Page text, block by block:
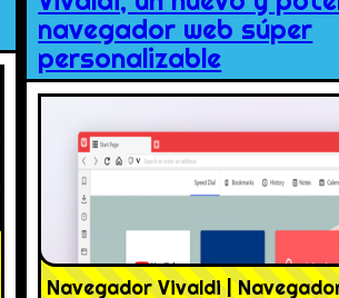
navegador web súper
personalizable
Navegador Vivaldi |